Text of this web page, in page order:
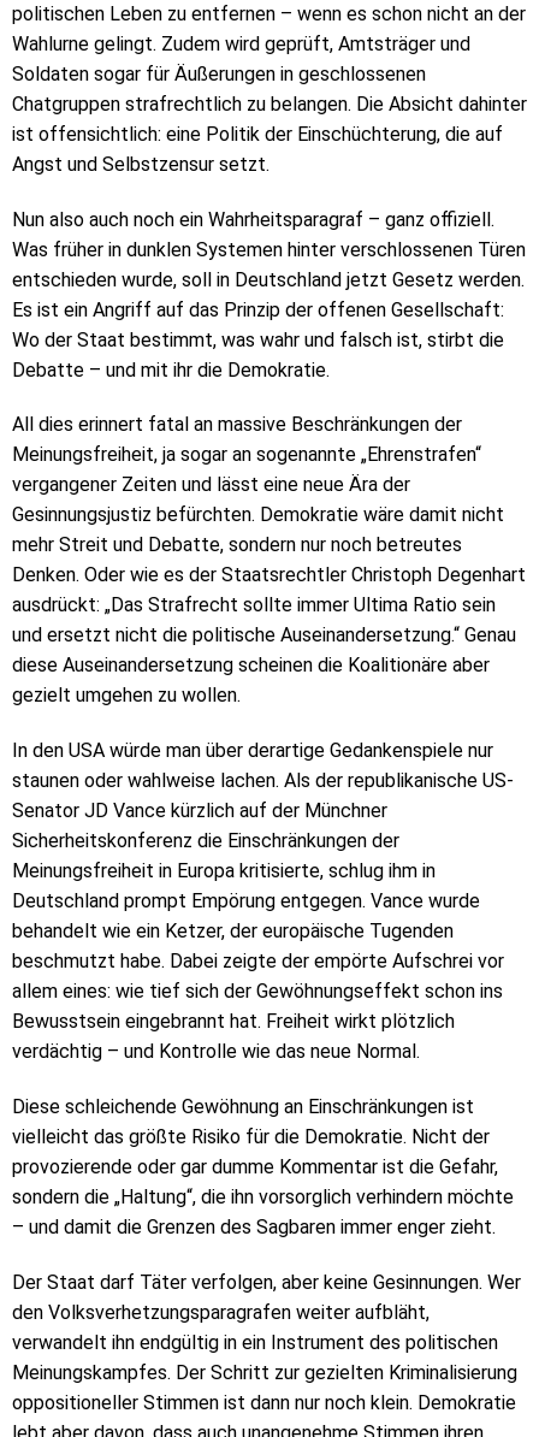
politischen Leben zu entfernen – wenn es schon nicht an der
Wahlurne gelingt. Zudem wird geprüft, Amtsträger und
Soldaten sogar für Äußerungen in geschlossenen
Chatgruppen strafrechtlich zu belangen. Die Absicht dahinter
ist offensichtlich: eine Politik der Einschüchterung, die auf
Angst und Selbstzensur setzt.
Nun also auch noch ein Wahrheitsparagraf – ganz offiziell.
Was früher in dunklen Systemen hinter verschlossenen Türen
entschieden wurde, soll in Deutschland jetzt Gesetz werden.
Es ist ein Angriff auf das Prinzip der offenen Gesellschaft:
Wo der Staat bestimmt, was wahr und falsch ist, stirbt die
Debatte – und mit ihr die Demokratie.
All dies erinnert fatal an massive Beschränkungen der
Meinungsfreiheit, ja sogar an sogenannte „Ehrenstrafen“
vergangener Zeiten und lässt eine neue Ära der
Gesinnungsjustiz befürchten. Demokratie wäre damit nicht
mehr Streit und Debatte, sondern nur noch betreutes
Denken. Oder wie es der Staatsrechtler Christoph Degenhart
ausdrückt: „Das Strafrecht sollte immer Ultima Ratio sein
und ersetzt nicht die politische Auseinandersetzung.“ Genau
diese Auseinandersetzung scheinen die Koalitionäre aber
gezielt umgehen zu wollen.
In den USA würde man über derartige Gedankenspiele nur
staunen oder wahlweise lachen. Als der republikanische US-
Senator JD Vance kürzlich auf der Münchner
Sicherheitskonferenz die Einschränkungen der
Meinungsfreiheit in Europa kritisierte, schlug ihm in
Deutschland prompt Empörung entgegen. Vance wurde
behandelt wie ein Ketzer, der europäische Tugenden
beschmutzt habe. Dabei zeigte der empörte Aufschrei vor
allem eines: wie tief sich der Gewöhnungseffekt schon ins
Bewusstsein eingebrannt hat. Freiheit wirkt plötzlich
verdächtig – und Kontrolle wie das neue Normal.
Diese schleichende Gewöhnung an Einschränkungen ist
vielleicht das größte Risiko für die Demokratie. Nicht der
provozierende oder gar dumme Kommentar ist die Gefahr,
sondern die „Haltung“, die ihn vorsorglich verhindern möchte
– und damit die Grenzen des Sagbaren immer enger zieht.
Der Staat darf Täter verfolgen, aber keine Gesinnungen. Wer
den Volksverhetzungsparagrafen weiter aufbläht,
verwandelt ihn endgültig in ein Instrument des politischen
Meinungskampfes. Der Schritt zur gezielten Kriminalisierung
oppositioneller Stimmen ist dann nur noch klein. Demokratie